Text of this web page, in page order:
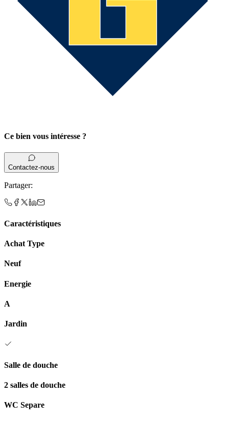
Ce bien vous intéresse ?
Contactez-nous
Partager:
Caractéristiques
Achat Type
Neuf
Energie
A
Jardin
Salle de douche
2 salles de douche
WC Separe